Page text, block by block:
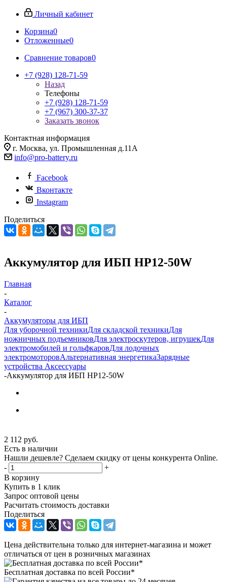
Личный кабинет
Корзина0
Отложенные0
Сравнение товаров0
+7 (928) 128-71-59
Назад
Телефоны
+7 (928) 128-71-59
+7 (967) 300-37-37
Заказать звонок
Контактная информация
г. Москва, ул. Промышленная д.11А
info@pro-battery.ru
Facebook
Вконтакте
Instagram
Поделиться
Аккумулятор для ИБП HP12-50W
Главная
-
Каталог
-
Аккумуляторы для ИБП
Для уборочной техникиДля складской техникиДля
ножничных подъемниковДля электроскутеров, игрушекДля
электромобилей и гольфкаровДля лодочных
электромоторовАльтернативная энергетикаЗарядные
устройства Аксессуары
-Аккумулятор для ИБП HP12-50W
2 112 руб.
Есть в наличии
Нашли дешевле? Сделаем скидку от цены конкурента Online.
-
+
В корзину
Купить в 1 клик
Запрос оптовой цены
Расчитать стоимость доставки
Поделиться
Цена действительна только для интернет-магазина и может
отличаться от цен в розничных магазинах
Бесплатная доставка по всей России*